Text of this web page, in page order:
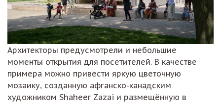
Архитекторы предусмотрели и небольшие
моменты открытия для посетителей. В качестве
примера можно привести яркую цветочную
мозаику, созданную афганско-канадским
художником Shaheer Zazai и размещённую в